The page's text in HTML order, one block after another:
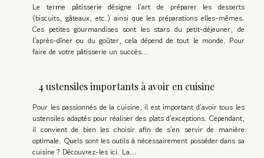
Le terme pâtisserie désigne l’art de préparer les desserts
(biscuits, gâteaux, etc.) ainsi que les préparations elles-mêmes.
Ces petites gourmandises sont les stars du petit-déjeuner, de
l’après-dîner ou du goûter, cela dépend de tout le monde. Pour
faire de votre pâtisserie un succès...
4 ustensiles importants à avoir en cuisine
Pour les passionnés de la cuisine, il est important d’avoir tous les
ustensiles adaptés pour réaliser des plats d’exceptions. Cependant,
il convient de bien les choisir afin de s’en servir de manière
optimale. Quels sont les outils à nécessairement posséder dans sa
cuisine ? Découvrez-les ici. La...